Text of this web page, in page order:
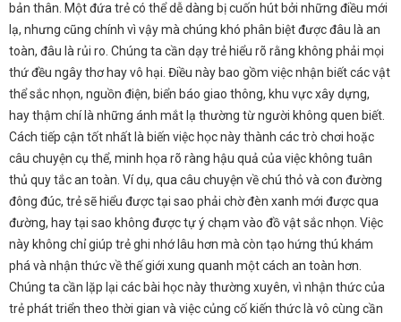
bản thân. Một đứa trẻ có thể dễ dàng bị cuốn hút bởi những điều mới
lạ, nhưng cũng chính vì vậy mà chúng khó phân biệt được đâu là an
toàn, đâu là rủi ro. Chúng ta cần dạy trẻ hiểu rõ rằng không phải mọi
thứ đều ngây thơ hay vô hại. Điều này bao gồm việc nhận biết các vật
thể sắc nhọn, nguồn điện, biển báo giao thông, khu vực xây dựng,
hay thậm chí là những ánh mắt lạ thường từ người không quen biết.
Cách tiếp cận tốt nhất là biến việc học này thành các trò chơi hoặc
câu chuyện cụ thể, minh họa rõ ràng hậu quả của việc không tuân
thủ quy tắc an toàn. Ví dụ, qua câu chuyện về chú thỏ và con đường
đông đúc, trẻ sẽ hiểu được tại sao phải chờ đèn xanh mới được qua
đường, hay tại sao không được tự ý chạm vào đồ vật sắc nhọn. Việc
này không chỉ giúp trẻ ghi nhớ lâu hơn mà còn tạo hứng thú khám
phá và nhận thức về thế giới xung quanh một cách an toàn hơn.
Chúng ta cần lặp lại các bài học này thường xuyên, vì nhận thức của
trẻ phát triển theo thời gian và việc củng cố kiến thức là vô cùng cần